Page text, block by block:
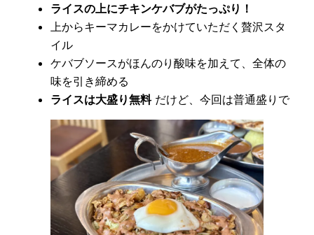
ライスの上にチキンケバブがたっぷり！
上からキーマカレーをかけていただく贅沢スタ
イル
ケバブソースがほんのり酸味を加えて、全体の
味を引き締める
ライスは大盛り無料だけど、今回は普通盛りで